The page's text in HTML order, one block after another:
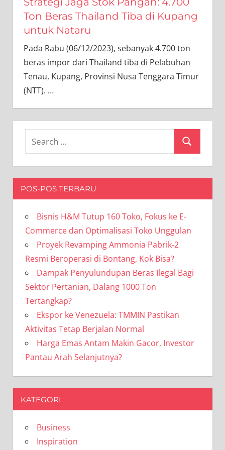
Ton Beras Thailand Tiba di Kupang
untuk Nataru
Pada Rabu (06/12/2023), sebanyak 4.700 ton
beras impor dari Thailand tiba di Pelabuhan
Tenau, Kupang, Provinsi Nusa Tenggara Timur
(NTT). …
Search
POS-POS TERBARU
Bisnis H&M Tutup 160 Toko, Fokus ke E-
Commerce dan Optimalisasi Toko Unggulan
Proyek Revamping Ammonia Pabrik-2
Resmi Beroperasi di Bontang, Kok Bisa?
Dampak Penyulundupan Beras Ilegal Bagi
Sektor Pertanian, Dalang 1000 Ton
Tertangkap?
Ekspor ke Venezuela: TMMIN Pastikan
Aktivitas Tetap Berjalan Normal
Harga Emas Antam Makin Gacor, Investor
Pantau Arah Selanjutnya?
KATEGORI
Business
Inspiration